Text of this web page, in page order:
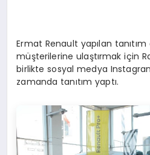
Ermat Renault yapılan
müşterilerine ulaştırmak için
birlikte sosyal medya
zamanda tanıtım yaptı.